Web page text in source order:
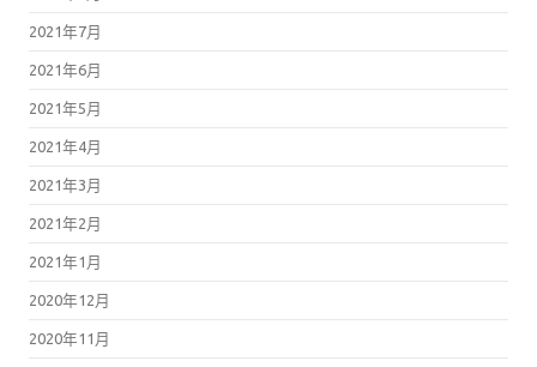
2021年7月
2021年6月
2021年5月
2021年4月
2021年3月
2021年2月
2021年1月
2020年12月
2020年11月